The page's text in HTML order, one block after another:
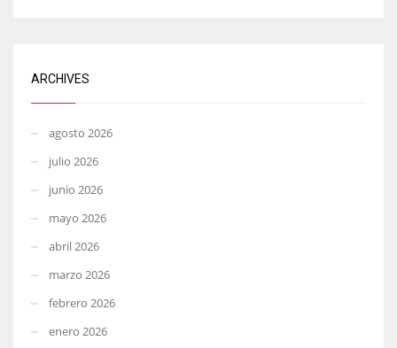
ARCHIVES
agosto 2026
julio 2026
junio 2026
mayo 2026
abril 2026
marzo 2026
febrero 2026
enero 2026